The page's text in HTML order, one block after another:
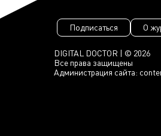
DIGITAL DOCTOR | © 2026
Все права защищены
Администрация сайта:
Подписаться О